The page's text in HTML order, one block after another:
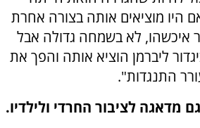
היו מוציאים אותה בצורה אחרת
איכשהו, לא בשמחה גדולה אבל
ליברמן הוציא אותה והפך את
התנגדות".
מדאגה לציבור החרדי ולילדיו.